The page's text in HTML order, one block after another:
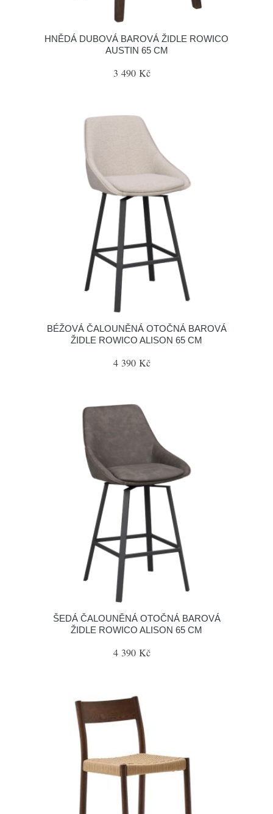
HNĚDÁ DUBOVÁ BAROVÁ ŽIDLE ROWICO
AUSTIN 65 CM
3 490 Kč
BÉŽOVÁ ČALOUNĚNÁ OTOČNÁ BAROVÁ
ŽIDLE ROWICO ALISON 65 CM
4 390 Kč
ŠEDÁ ČALOUNĚNÁ OTOČNÁ BAROVÁ
ŽIDLE ROWICO ALISON 65 CM
4 390 Kč